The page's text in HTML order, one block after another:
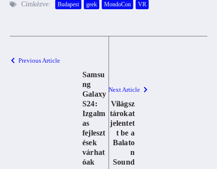
Címkézve: Budapest geek MondoCon VR
Previous Article
Samsu
ng
Galaxy
S24:
Izgalm
as
fejleszt
ések
várhat
óak
Next Article
Világsz
tárokat
jelentet
t be a
Balato
n
Sound